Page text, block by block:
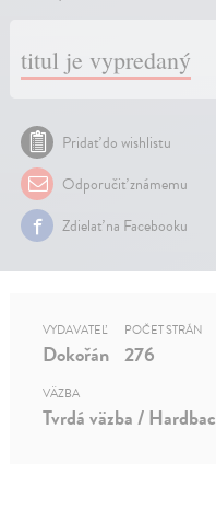
titul je vypredaný
Pridať do wishlistu
Odporučiť známemu
Zdielať na Facebooku
VYDAVATEĽ
Dokořán
POČET STRÁN
276
VÄZBA
Tvrdá väzba /